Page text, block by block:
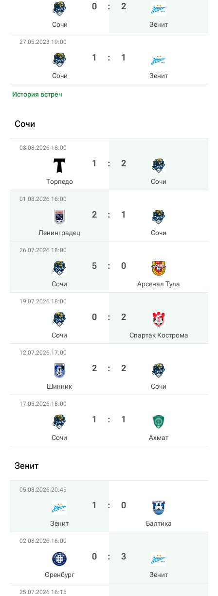
Сочи
0 : 2
Зенит
27.05.2023 19:00
Сочи
1 : 1
Зенит
История встреч
Сочи
08.08.2026 18:00
Торпедо
1 : 2
Сочи
01.08.2026 16:00
Ленинградец
2 : 1
Сочи
26.07.2026 18:00
Сочи
5 : 0
Арсенал Тула
19.07.2026 18:00
Сочи
0 : 2
Спартак Кострома
12.07.2026 17:00
Шинник
2 : 2
Сочи
17.05.2026 18:00
Сочи
1 : 1
Ахмат
Зенит
05.08.2026 20:45
Зенит
1 : 0
Балтика
02.08.2026 16:00
Оренбург
0 : 3
Зенит
25.07.2026 16:15